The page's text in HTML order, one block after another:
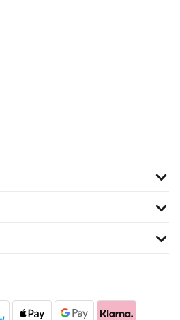
Teich!
mieux vaut ne pas le laisser dans le
c est décollée au niveau du haut au